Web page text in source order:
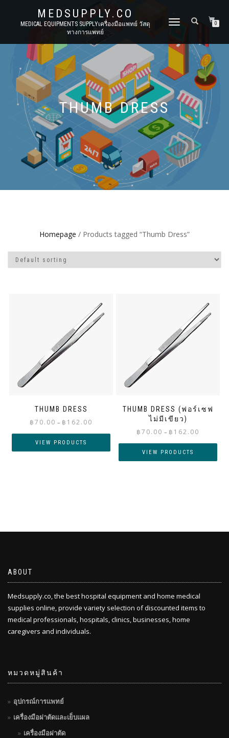
MEDSUPPLY.CO
MEDICAL EQUIPMENTS SUPPLYเครื่องมือแพทย์ วัสดุ
ทางการแพทย์
TOGGLE
0
THUMB DRESS
Homepage / Products tagged “Thumb Dress”
THUMB DRESS
฿70.00 – ฿ 162.00
through
VIEW PRODUCTS
THUMB DRESS (ฟอร์เซฟ
ไม่มีเขียว)
฿70.00 – ฿ 162.00
through
VIEW PRODUCTS
ABOUT
Medsupply.co, the best hospital equipment and home medical
supplies online, provide variety selection of discounted items to
medical professionals, hospitals, clinics, businesses, home
caregivers and individuals.
หมวดหมู่สินค้า
อุปกรณ์การแพทย์
เครื่องมือผ่าตัดและเย็บแผล
เครื่องมือผ่าตัด